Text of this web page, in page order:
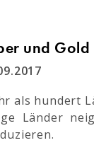
und Gold
als hundert
Länder